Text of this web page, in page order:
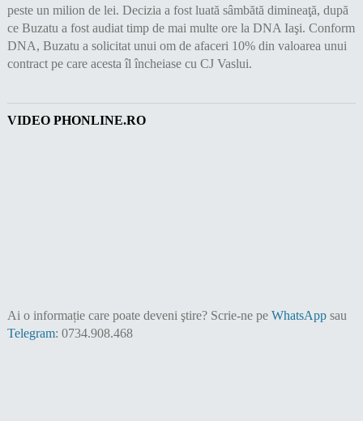
peste un milion de lei. Decizia a fost luată sâmbătă dimineaţă, după
ce Buzatu a fost audiat timp de mai multe ore la DNA Iaşi. Conform
DNA, Buzatu a solicitat unui om de afaceri 10% din valoarea unui
contract pe care acesta îl încheiase cu CJ Vaslui.
VIDEO PHONLINE.RO
Ai o informație care poate deveni ştire? Scrie-ne pe WhatsAppsau
Telegram: 0734.908.468